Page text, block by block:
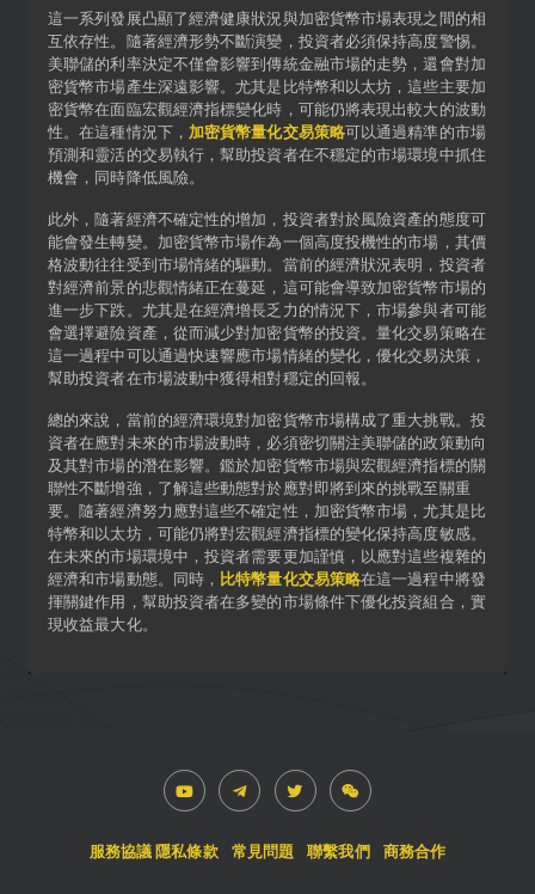
這一系列發展凸顯了經濟健康狀況與加密貨幣市場表現之間的相
互依存性。隨著經濟形勢不斷演變，投資者必須保持高度警惕。
美聯儲的利率決定不僅會影響到傳統金融市場的走勢，還會對加
密貨幣市場產生深遠影響。尤其是比特幣和以太坊，這些主要加
密貨幣在面臨宏觀經濟指標變化時，可能仍將表現出較大的波動
性。在這種情況下， 加密貨幣量化交易策略可以通過精準的市場
預測和靈活的交易執行，幫助投資者在不穩定的市場環境中抓住
機會，同時降低風險。
此外，隨著經濟不確定性的增加，投資者對於風險資產的態度可
能會發生轉變。加密貨幣市場作為一個高度投機性的市場，其價
格波動往往受到市場情緒的驅動。當前的經濟狀況表明，投資者
對經濟前景的悲觀情緒正在蔓延，這可能會導致加密貨幣市場的
進一步下跌。尤其是在經濟增長乏力的情況下，市場參與者可能
會選擇避險資產，從而減少對加密貨幣的投資。量化交易策略在
這一過程中可以通過快速響應市場情緒的變化，優化交易決策，
幫助投資者在市場波動中獲得相對穩定的回報。
總的來說，當前的經濟環境對加密貨幣市場構成了重大挑戰。投
資者在應對未來的市場波動時，必須密切關注美聯儲的政策動向
及其對市場的潛在影響。鑑於加密貨幣市場與宏觀經濟指標的關
聯性不斷增強，了解這些動態對於應對即將到來的挑戰至關重
要。隨著經濟努力應對這些不確定性，加密貨幣市場，尤其是比
特幣和以太坊，可能仍將對宏觀經濟指標的變化保持高度敏感。
在未來的市場環境中，投資者需要更加謹慎，以應對這些複雜的
經濟和市場動態。同時， 比特幣量化交易策略在這一過程中將發
揮關鍵作用，幫助投資者在多變的市場條件下優化投資組合，實
現收益最大化。
服務協議 隱私條款 常見問題 聯繫我們 商務合作